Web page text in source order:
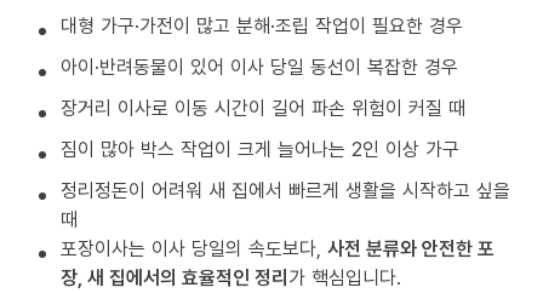
대형 가구·가전이 많고 분해·조립 작업이 필요한 경우
아이·반려동물이 있어 이사 당일 동선이 복잡한 경우
장거리 이사로 이동 시간이 길어 파손 위험이 커질 때
짐이 많아 박스 작업이 크게 늘어나는 2인 이상 가구
정리정돈이 어려워 새 집에서 빠르게 생활을 시작하고 싶을
때
포장이사는 이사 당일의 속도보다, 사전 분류와 안전한 포
장, 새 집에서의 효율적인 정리가 핵심입니다.